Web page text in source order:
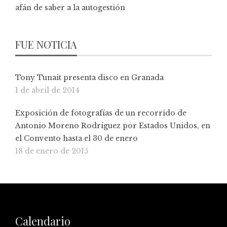
afán de saber a la autogestión
FUE NOTICIA
Tony Tunait presenta disco en Granada
1 de abril de 2014
Exposición de fotografías de un recorrido de
Antonio Moreno Rodríguez por Estados Unidos, en
el Convento hasta el 30 de enero
18 de enero de 2015
Calendario